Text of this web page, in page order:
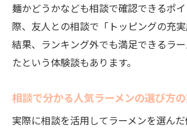
麺かどうかなども相談で確認できるポ
際、友人との相談で「トッピングの充
結果、ランキング外でも満足できるラ
たという体験談もあります。
相談で分かる人気ラーメンの選び方
実際に相談を活用してラーメンを選ん